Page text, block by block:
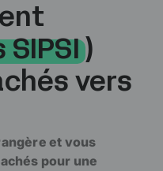
)
vers
et vous
pour une